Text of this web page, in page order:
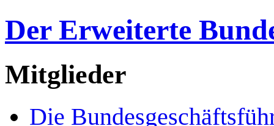
Der Erweiterte
Mitglieder
Die